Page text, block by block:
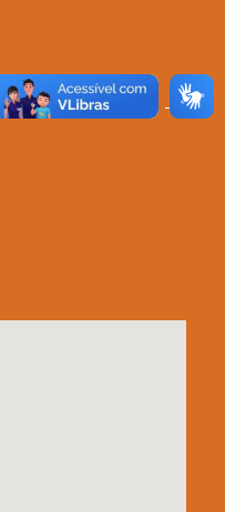
Centro \ ANAPURUS – MA